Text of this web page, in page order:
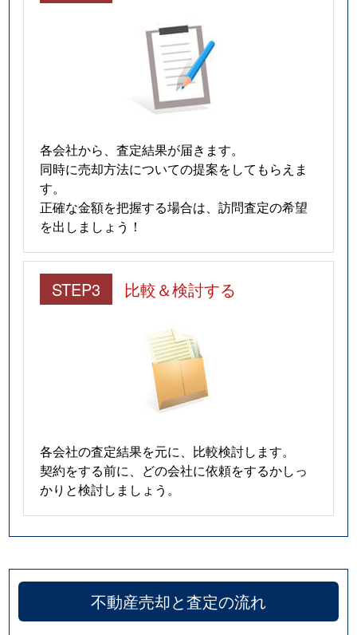
各会社から、査定結果が届きます。
同時に売却方法についての提案をしてもらえま
す。
正確な金額を把握する場合は、訪問査定の希望
を出しましょう！
STEP3 比較＆検討する
各会社の査定結果を元に、比較検討します。
契約をする前に、どの会社に依頼をするかしっ
かりと検討しましょう。
不動産売却と査定の流れ